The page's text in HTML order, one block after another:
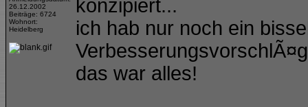
26.12.2002
Beiträge: 6724
Wohnort:
Heidelberg
konzipiert...
ich hab nur noch ein
das war alles!